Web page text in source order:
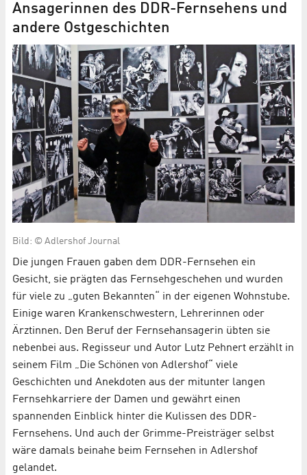
Ansagerinnen des DDR-Fernsehens und
andere Ostgeschichten
Bild: © Adlershof Journal
Die jungen Frauen gaben dem DDR-Fernsehen ein
Gesicht, sie prägten das Fernsehgeschehen und wurden
für viele zu „guten Bekannten“ in der eigenen Wohnstube.
Einige waren Krankenschwestern, Lehrerinnen oder
Ärztinnen. Den Beruf der Fernsehansagerin übten sie
nebenbei aus. Regisseur und Autor Lutz Pehnert erzählt in
seinem Film „Die Schönen von Adlershof“ viele
Geschichten und Anekdoten aus der mitunter langen
Fernsehkarriere der Damen und gewährt einen
spannenden Einblick hinter die Kulissen des DDR-
Fernsehens. Und auch der Grimme-Preisträger selbst
wäre damals beinahe beim Fernsehen in Adlershof
gelandet.